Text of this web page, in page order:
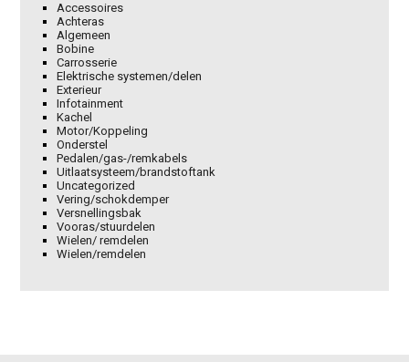
Accessoires
Achteras
Algemeen
Bobine
Carrosserie
Elektrische systemen/delen
Exterieur
Infotainment
Kachel
Motor/Koppeling
Onderstel
Pedalen/gas-/remkabels
Uitlaatsysteem/brandstoftank
Uncategorized
Vering/schokdemper
Versnellingsbak
Vooras/stuurdelen
Wielen/ remdelen
Wielen/remdelen